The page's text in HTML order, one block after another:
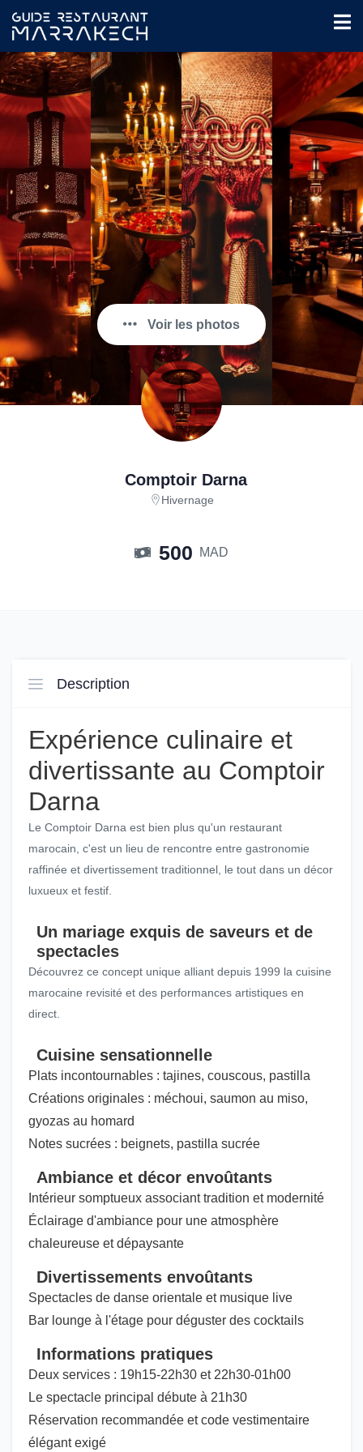
Voir les photos
Comptoir Darna
Hivernage
500 MAD
Description
Expérience culinaire et
divertissante au Comptoir
Darna
Le Comptoir Darna est bien plus qu'un restaurant
marocain, c'est un lieu de rencontre entre gastronomie
raffinée et divertissement traditionnel, le tout dans un décor
luxueux et festif.
Un mariage exquis de saveurs et de
spectacles
Découvrez ce concept unique alliant depuis 1999 la cuisine
marocaine revisité et des performances artistiques en
direct.
Cuisine sensationnelle
Plats incontournables : tajines, couscous, pastilla
Créations originales : méchoui, saumon au miso,
gyozas au homard
Notes sucrées : beignets, pastilla sucrée
Ambiance et décor envoûtants
Intérieur somptueux associant tradition et modernité
Éclairage d'ambiance pour une atmosphère
chaleureuse et dépaysante
Divertissements envoûtants
Spectacles de danse orientale et musique live
Bar lounge à l'étage pour déguster des cocktails
Informations pratiques
Deux services : 19h15-22h30 et 22h30-01h00
Le spectacle principal débute à 21h30
Réservation recommandée et code vestimentaire
élégant exigé